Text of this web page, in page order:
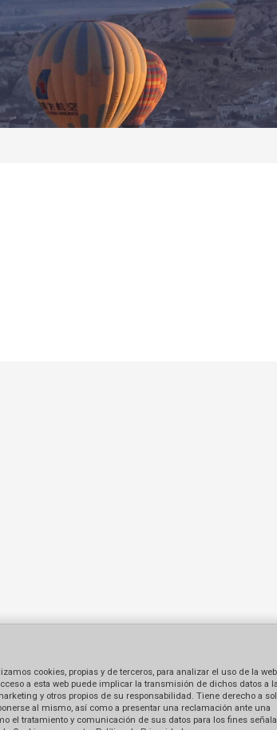
cookies, propias y de terceros, para analizar el uso de la
a esta web puede implicar la transmisión de dichos datos a
y otros propios de su responsabilidad. Tiene derecho a
al mismo, así como a presentar una reclamación ante una
el tratamiento y comunicación de sus datos para los fines